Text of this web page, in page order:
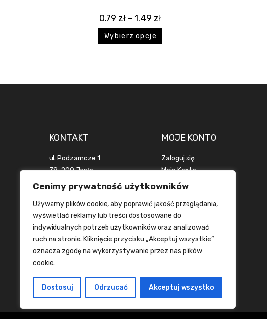
Cenimy prywatność użytkowników
Używamy plików cookie, aby poprawić jakość przeglądania,
wyświetlać reklamy lub treści dostosowane do
indywidualnych potrzeb użytkowników oraz analizować
ruch na stronie. Kliknięcie przycisku „Akceptuj wszystkie”
oznacza zgodę na wykorzystywanie przez nas plików
cookie.
Dostosuj Odrzucać Akceptuj wszystko
0.79 zł – 1.49 zł
Wybierz opcje
KONTAKT
ul. Podzamcze 1
38-200 Jasło
woj. podkarpackie
+48 694 916 924
info@tanietrofea.pl
MOJE KONTO
Zaloguj się
Moje Konto
Zamówienia